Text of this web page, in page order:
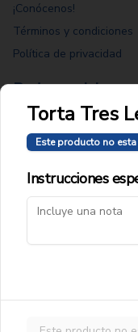
¡Conócenos!
Términos y condiciones
Política de privacidad
Redes sociales
Instagram
Facebook
Mi cuenta
Iniciar sesión
Torta Tres
Este producto no
Instrucciones